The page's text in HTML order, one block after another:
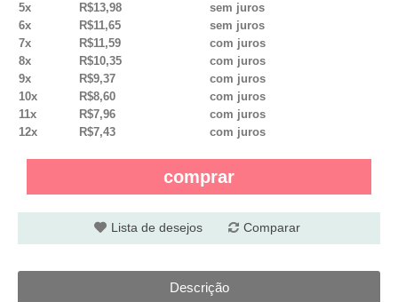
5x
R$13,98
sem juros
6x
R$11,65
sem juros
7x
R$11,59
com juros
8x
R$10,35
com juros
9x
R$9,37
com juros
10x
R$8,60
com juros
11x
R$7,96
com juros
12x
R$7,43 com juros
comprar
Lista de desejos Comparar
Descrição